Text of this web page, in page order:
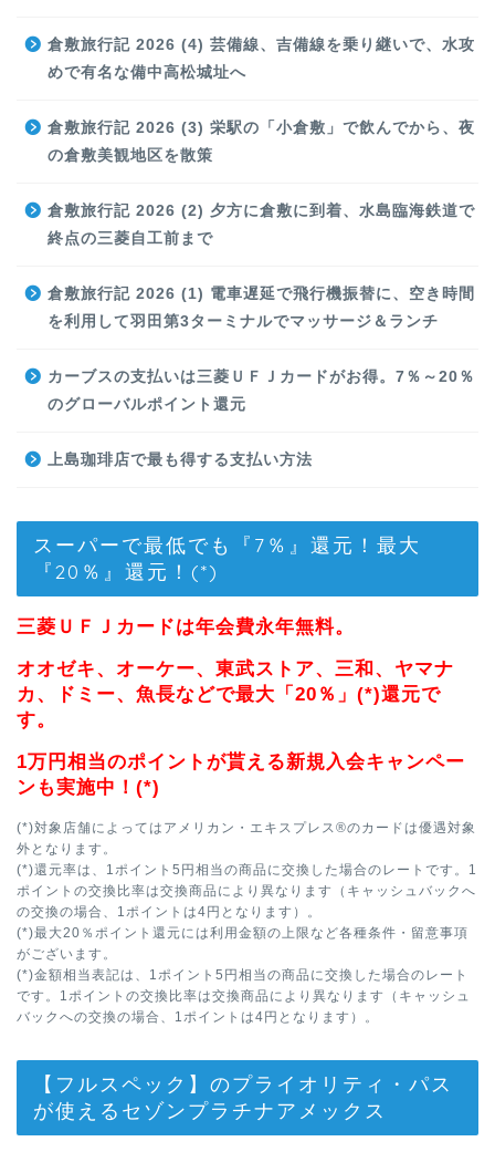
倉敷旅行記 2026 (4) 芸備線、吉備線を乗り継いで、水攻
めで有名な備中高松城址へ
倉敷旅行記 2026 (3) 栄駅の「小倉敷」で飲んでから、夜
の倉敷美観地区を散策
倉敷旅行記 2026 (2) 夕方に倉敷に到着、水島臨海鉄道で
終点の三菱自工前まで
倉敷旅行記 2026 (1) 電車遅延で飛行機振替に、空き時間
を利用して羽田第3ターミナルでマッサージ＆ランチ
カーブスの支払いは三菱ＵＦＪカードがお得。7％～20％
のグローバルポイント還元
上島珈琲店で最も得する支払い方法
スーパーで最低でも『7％』還元！最大
『20％』還元！(*)
三菱ＵＦＪカードは年会費永年無料。
オオゼキ、オーケー、東武ストア、三和、ヤマナ
カ、ドミー、魚長などで最大「20％」(*)還元で
す。
1万円相当のポイントが貰える新規入会キャンペー
ンも実施中！(*)
(*)対象店舗によってはアメリカン・エキスプレス®のカードは優遇対象
外となります。
(*)還元率は、1ポイント5円相当の商品に交換した場合のレートです。1
ポイントの交換比率は交換商品により異なります（キャッシュバックへ
の交換の場合、1ポイントは4円となります）。
(*)最大20％ポイント還元には利用金額の上限など各種条件・留意事項
がございます。
(*)金額相当表記は、1ポイント5円相当の商品に交換した場合のレート
です。1ポイントの交換比率は交換商品により異なります（キャッシュ
バックへの交換の場合、1ポイントは4円となります）。
【フルスペック】のプライオリティ・パス
が使えるセゾンプラチナアメックス